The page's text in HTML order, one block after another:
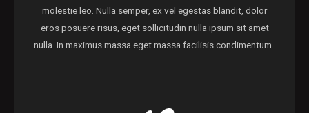
molestie leo. Nulla semper, ex vel egestas blandit, dolor
eros posuere risus, eget sollicitudin nulla ipsum sit amet
nulla. In maximus massa eget massa facilisis condimentum.